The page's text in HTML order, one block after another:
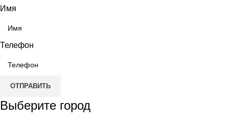
Имя
Телефон
ОТПРАВИТЬ
Выберите город